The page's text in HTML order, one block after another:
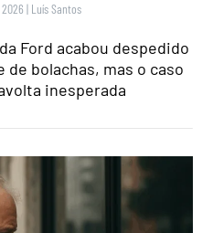
| Luís Santos
Ford acabou despedido
de bolachas, mas o caso
inesperada